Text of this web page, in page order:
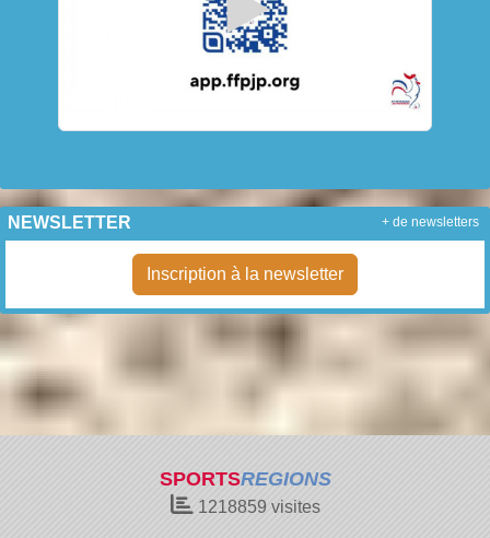
NEWSLETTER
Inscription à la newsletter
+ de newsletters
SPORTSREGIONS
1218859visites